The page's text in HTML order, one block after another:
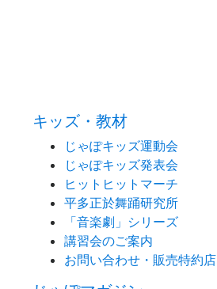
キッズ・教材
じゃぽキッズ運動会
じゃぽキッズ発表会
ヒットヒットマーチ
平多正於舞踊研究所
「音楽劇」シリーズ
講習会のご案内
お問い合わせ・販売特約店